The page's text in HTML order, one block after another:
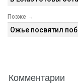
Позже →
Ожье посвятил
Комментарии